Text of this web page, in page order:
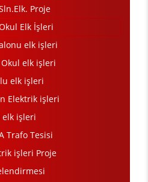
Proje
Elk İşleri
elk işleri
elk işleri
elk işleri
Elektrik işleri
elk işleri
Trafo Tesisi
işleri Proje